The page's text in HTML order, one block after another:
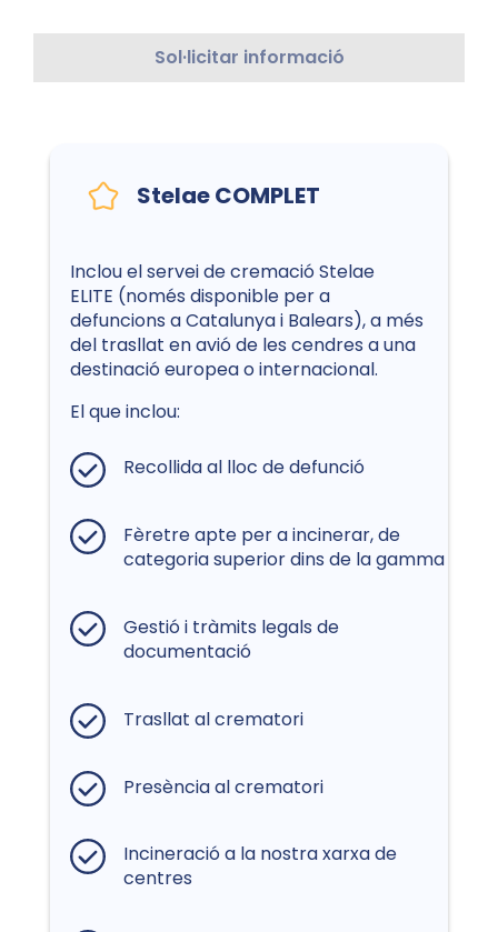
Sol·licitar informació
Stelae COMPLET
Inclou el servei de cremació Stelae
ELITE (només disponible per a
defuncions a Catalunya i Balears), a més
del trasllat en avió de les cendres a una
destinació europea o internacional.
El que inclou:
Recollida al lloc de defunció
Fèretre apte per a incinerar, de
categoria superior dins de la gamma
Gestió i tràmits legals de
documentació
Trasllat al crematori
Presència al crematori
Incineració a la nostra xarxa de
centres